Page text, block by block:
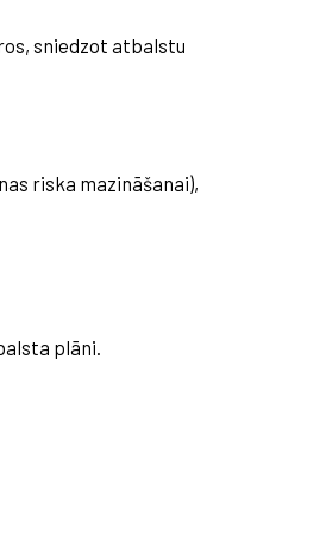
sniedzot atbalstu
riska mazināšanai),
plāni.